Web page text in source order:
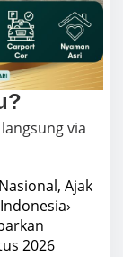
via
Ajak
›
2026